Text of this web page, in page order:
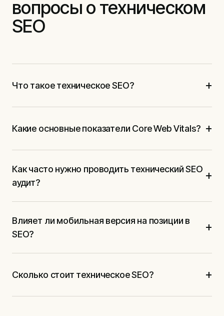
вопросы о техническом
SEO
Что такое техническое SEO? +
Какие основные показатели Core Web Vitals? +
Как часто нужно проводить технический SEO
аудит?
+
Влияет ли мобильная версия на позиции в
SEO?
+
Сколько стоит техническое SEO? +